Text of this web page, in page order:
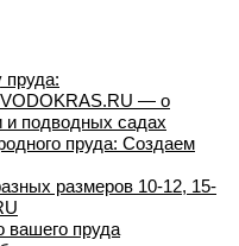
пруда:
VODOKRAS.RU — о
и подводных садах
пруда: Создаем
размеров 10-12, 15-
вашего пруда